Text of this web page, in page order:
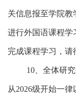
关信息报至学院
进行外国语课程学
完成课程学习，请
10、 全体研
从2026级开始一律